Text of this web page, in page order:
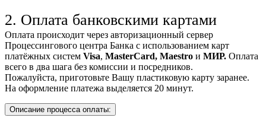
2. Оплата банковскими картами
Оплата происходит через авторизационный сервер
Процессингового центра Банка с использованием карт
платёжных систем Visa, MasterCard, Maestro и МИР. Оплата
всего в два шага без комиссии и посредников.
Пожалуйста, приготовьте Вашу пластиковую карту заранее.
На оформление платежа выделяется 20 минут.
Описание процесса оплаты: